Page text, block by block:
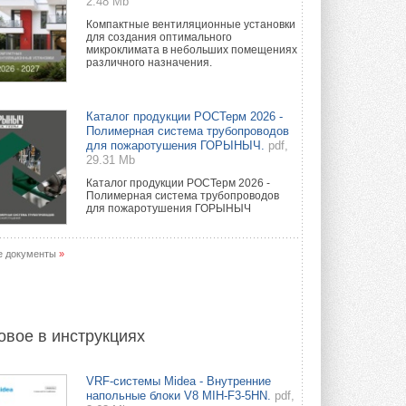
Компактные вентиляционные установки
для создания оптимального
микроклимата в небольших помещениях
различного назначения.
Каталог продукции РОСТерм 2026 -
Полимерная система трубопроводов
для пожаротушения ГОРЫНЫЧ.
pdf,
29.31 Mb
Каталог продукции РОСТерм 2026 -
Полимерная система трубопроводов
для пожаротушения ГОРЫНЫЧ
документы »
в инструкциях
VRF-системы Midea - Внутренние
напольные блоки V8 MIH-F3-5HN. pdf,